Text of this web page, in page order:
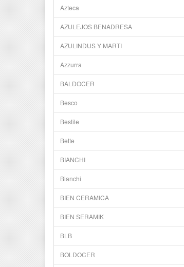
Azteca
AZULEJOS BENADRESA
AZULINDUS Y MARTI
Azzurra
BALDOCER
Besco
Bestile
Bette
BIANCHI
Bianchi
BIEN CERAMICA
BIEN SERAMIK
BLB
BOLDOCER